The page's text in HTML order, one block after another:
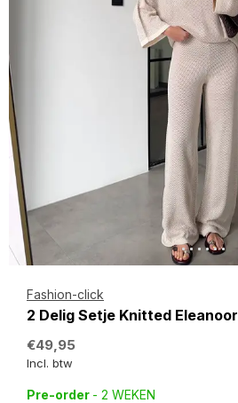
Fashion-click
2 Delig Setje Knitted Eleanoor
€49,95
Incl. btw
Pre-order - 2 WEKEN